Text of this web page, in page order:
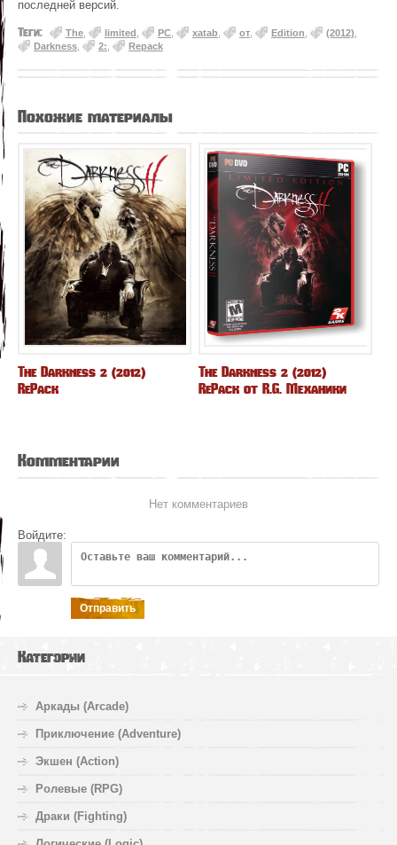
последней версий.
Теги: The limited PC xatab от Edition (2012)
Darkness
2: Repack
Похожие материалы
The Darkness 2 (2012)
RePack
The Darkness 2 (2012)
RePack от R.G. Механики
Комментарии
Нет комментариев
Войдите:
Отправить
Категории
Аркады (Arcade)
Приключение (Adventure)
Экшен (Action)
Ролевые (RPG)
Драки (Fighting)